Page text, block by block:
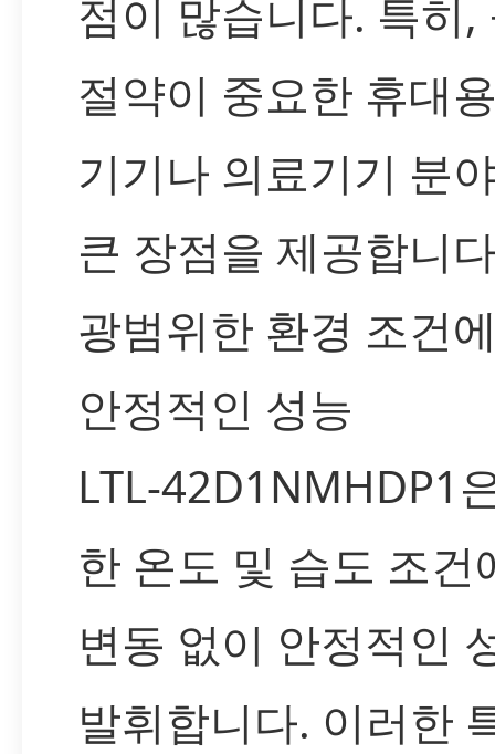
점이 많습니다. 특히,
절약이 중요한 휴대
기기나 의료기기 분
큰 장점을 제공합니
광범위한 환경 조건
안정적인 성능
LTL-42D1NMHDP1
한 온도 및 습도 조건
변동 없이 안정적인
발휘합니다. 이러한